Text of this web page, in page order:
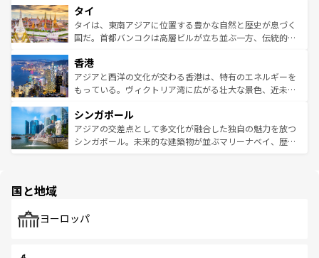
リティに包まれながら、韓国の多彩な魅力を心ゆくまで味
わってみてほしい。 なお、新着の韓国情報はコンテンツ一
覧を参照してほしい。
急速な発展と共に伝統が息づく。ハノイの古い町並みやホ
ーチミン市のフランス統治時代の建物も、独特の雰囲気を
醸し出している。また、バラエティの豊かさとおいしさで
とつ。フォーやバインミー、ベトナムコーヒーなどは、ぜ
ひ現地で味わいたい。どの地域を訪れてもあたたかい人々
が旅行者を迎えてくれるので、きっと忘れられない旅にな
参照してほしい。
タイ
タイは、東南アジアに位置する豊かな自然と歴史が息づく
国だ。首都バンコクは高層ビルが立ち並ぶ一方、伝統的な
の活気が交差している。北部ではチェンマイなどの山岳地
帯で自然と触れ合い、南部ではプーケットやクラビの美し
いビーチでリゾート気分を楽しむことができる。タイ料理
激する。気候は一年中温暖で、どの季節にも異なる楽しみ
が待っている。親しみやすいタイの人々、仏教を中心とし
た文化、そして多様な観光資源が、訪れる旅人を魅了し続
香港
アジアと西洋の文化が交わる香港は、特有のエネルギーを
もっている。ヴィクトリア湾に広がる壮大な景色、近未来
み、どこを訪れても感動するはず。観光スポットが密集し
ており、効率よく見どころを回れるのも魅力。息をのむよ
うな絶景から文化的な体験まで、香港を存分に楽しみ尽く
シンガポール
アジアの交差点として多文化が融合した独自の魅力を放つ
シンガポール。未来的な建築物が並ぶマリーナベイ、歴史
で、ホーカーズは地元の風情を楽しめる外せないスポット
国と地域
ヨーロッパ